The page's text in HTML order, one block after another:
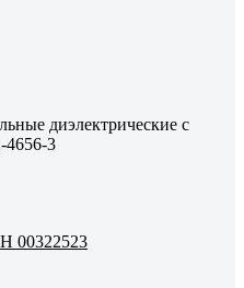
диэлектрические с
4656-3